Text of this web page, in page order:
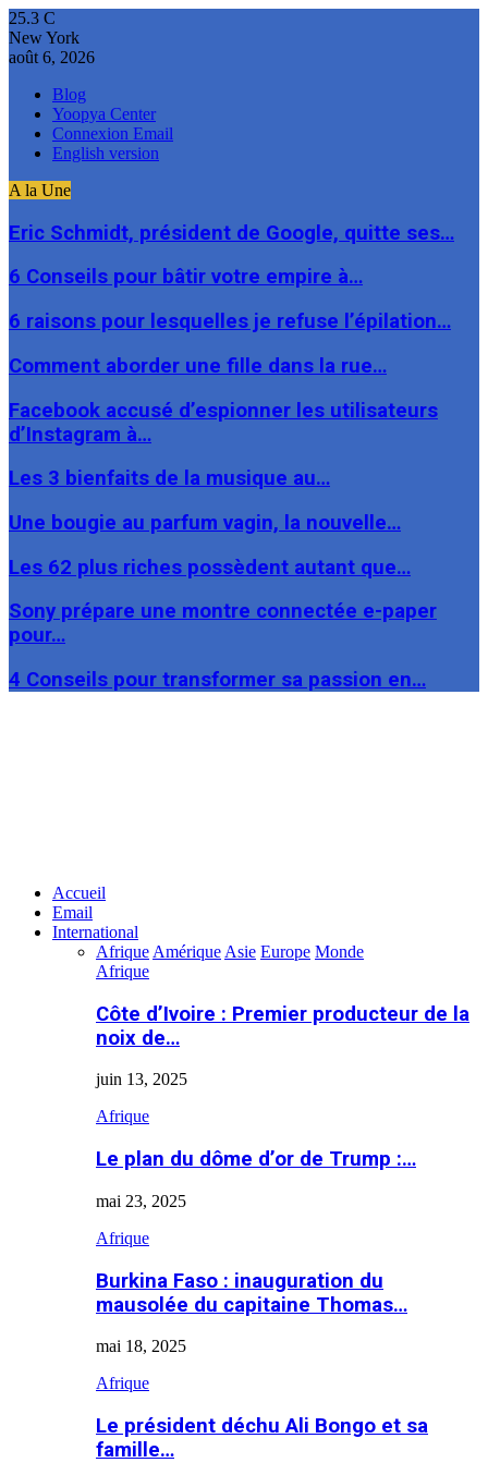
25.3 C
New York
août 6, 2026
Blog
Yoopya Center
Connexion Email
English version
A la Une
Eric Schmidt, président de Google, quitte ses…
6 Conseils pour bâtir votre empire à…
6 raisons pour lesquelles je refuse l’épilation…
Comment aborder une fille dans la rue…
Facebook accusé d’espionner les utilisateurs
d’Instagram à…
Les 3 bienfaits de la musique au…
Une bougie au parfum vagin, la nouvelle…
Les 62 plus riches possèdent autant que…
Sony prépare une montre connectée e-paper
pour…
4 Conseils pour transformer sa passion en…
Accueil
Email
International
Afrique Amérique Asie Europe Monde
Afrique
Côte d’Ivoire : Premier producteur de la
noix de…
juin 13, 2025
Afrique
Le plan du dôme d’or de Trump :…
mai 23, 2025
Afrique
Burkina Faso : inauguration du
mausolée du capitaine Thomas…
mai 18, 2025
Afrique
Le président déchu Ali Bongo et sa
famille…